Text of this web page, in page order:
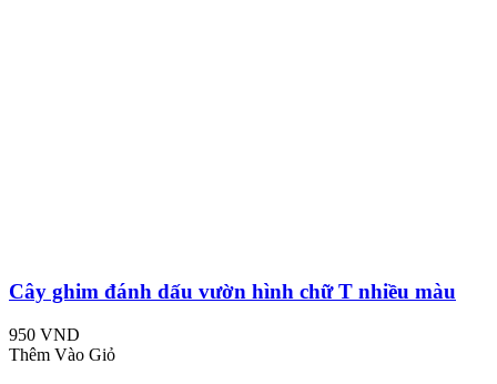
Cây ghim đánh dấu vườn hình chữ T nhiều màu
950 VND
Thêm Vào Giỏ